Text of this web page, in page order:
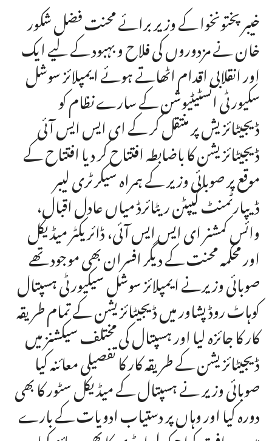
خیبر پختونخوا کے وزیر برائے محنت فضل شکور
خان نے مزدوروں کی فلاح و بہبود کے لیے ایک
اور انقلابی اقدام اٹھاتے ہوئے ایمپلائز سوشل
سکیورٹی انسٹیٹیوشن کے سارے نظام کو
ڈیجیٹائزیش پر منتقل کر کے ای ایس ایس آئی
ڈیجیٹائزیشن کا باضابطہ افتتاح کر دیا افتتاح کے
موقع پر صوبائی وزیر کے ہمراہ سیکرٹری لیبر
ڈیپارٹمنٹ کیپٹن ریٹائرڈ میاں عادل اقبال،
وائس کمشنر ای ایس ایس آئی، ڈائریکٹر میڈیکل
اور محکمہ محنت کے دیگر افسران بھی موجود تھے
صوبائی وزیرنے ایمپلائز سوشل سیکیورٹی ہسپتال
کوہاٹ روڈ پشاور میں ڈیجیٹائزیشن کے تمام طریقہ
کار کا جائزہ لیا اور ہسپتال کی مختلف سیکشنز میں
ڈیجیٹائزیشن کے طریقہ کار کا تفصیلی معائنہ کیا
صوبائی وزیر نے ہسپتال کے میڈیکل سٹور کا بھی
دورہ کیا اور وہاں پر دستیاب ادویات کے بارے